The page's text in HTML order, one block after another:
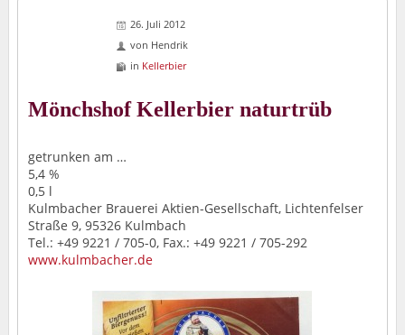
26. Juli 2012
von Hendrik
in Kellerbier
Mönchshof Kellerbier naturtrüb
getrunken am …
5,4 %
0,5 l
Kulmbacher Brauerei Aktien-Gesellschaft, Lichtenfelser
Straße 9, 95326 Kulmbach
Tel.: +49 9221 / 705-0, Fax.: +49 9221 / 705-292
www.kulmbacher.de